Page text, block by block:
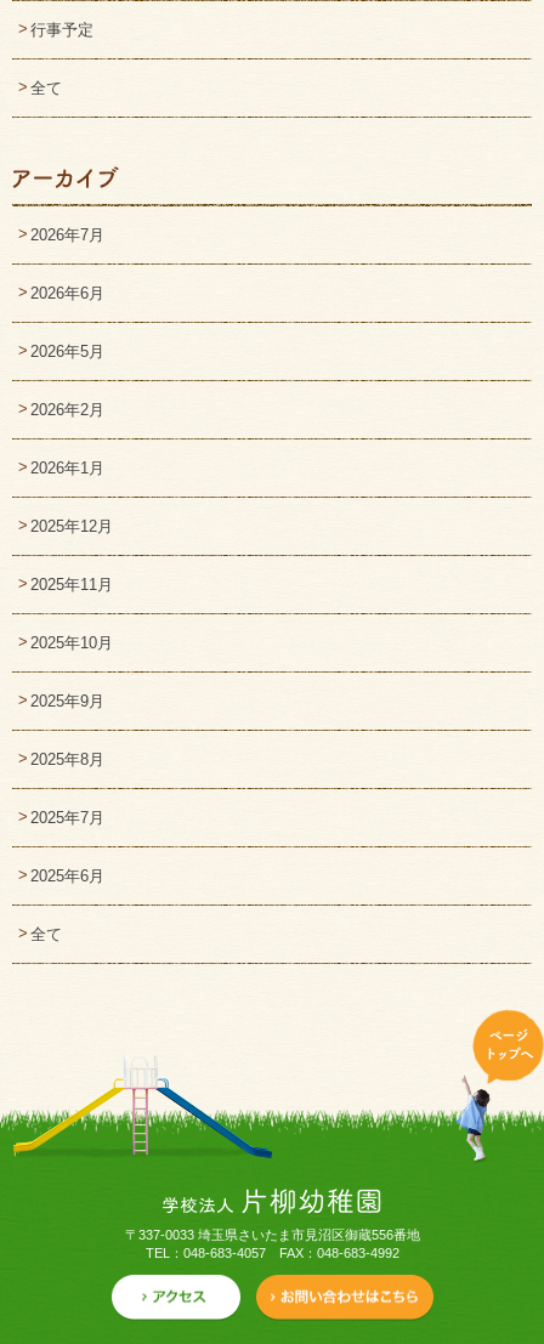
行事予定
全て
2026年7月
2026年6月
2026年5月
2026年2月
2026年1月
2025年12月
2025年11月
2025年10月
2025年9月
2025年8月
2025年7月
2025年6月
全て
〒337-0033 埼玉県さいたま市見沼区御蔵556番地
TEL：048-683-4057 FAX：048-683-4992